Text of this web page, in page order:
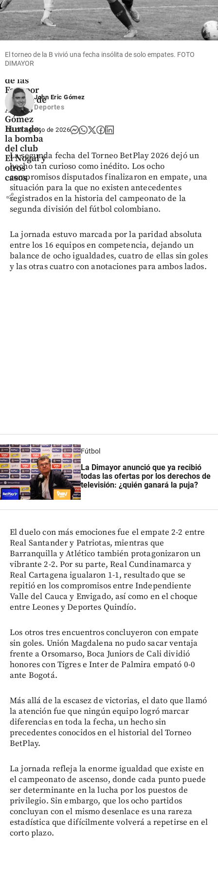
Colombia
JEP
imputa a
de las
Farc por
crimen de
Álvaro
Gómez
Hurtado,
la bomba
del club
El Nogal y
otros
casos
share
El torneo de la B vivió una fecha insólita de solo empates. FOTO
DIMAYOR
John Eric Gómez
Deportes
03 de agosto de 2026
La segunda fecha del Torneo BetPlay 2026 dejó un
hecho tan curioso como inédito. Los ocho
compromisos disputados finalizaron en empate, una
situación para la que no existen antecedentes
registrados en la historia del campeonato de la
segunda división del fútbol colombiano.
La jornada estuvo marcada por la paridad absoluta
entre los 16 equipos en competencia, dejando un
balance de ocho igualdades, cuatro de ellas sin goles
y las otras cuatro con anotaciones para ambos lados.
Fútbol
La Dimayor anunció que ya recibió
todas las ofertas por los derechos de
televisión: ¿quién ganará la puja?
El duelo con más emociones fue el empate 2-2 entre
Real Santander y Patriotas, mientras que
Barranquilla y Atlético también protagonizaron un
vibrante 2-2. Por su parte, Real Cundinamarca y
Real Cartagena igualaron 1-1, resultado que se
repitió en los compromisos entre Independiente
Valle del Cauca y Envigado, así como en el choque
entre Leones y Deportes Quindío.
Los otros tres encuentros concluyeron con empate
sin goles. Unión Magdalena no pudo sacar ventaja
frente a Orsomarso, Boca Juniors de Cali dividió
honores con Tigres e Inter de Palmira empató 0-0
ante Bogotá.
Más allá de la escasez de victorias, el dato que llamó
la atención fue que ningún equipo logró marcar
diferencias en toda la fecha, un hecho sin
precedentes conocidos en el historial del Torneo
BetPlay.
La jornada refleja la enorme igualdad que existe en
el campeonato de ascenso, donde cada punto puede
ser determinante en la lucha por los puestos de
privilegio. Sin embargo, que los ocho partidos
concluyan con el mismo desenlace es una rareza
estadística que difícilmente volverá a repetirse en el
corto plazo.